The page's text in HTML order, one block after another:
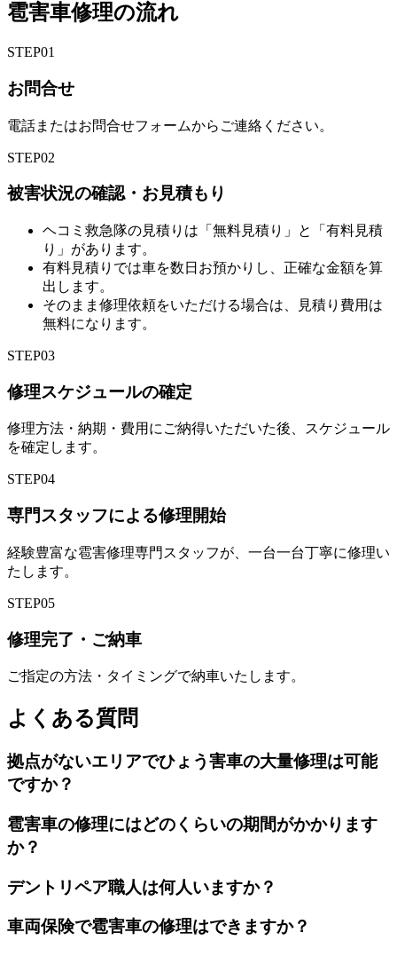
雹害車修理の流れ
STEP01
お問合せ
電話またはお問合せフォームからご連絡ください。
STEP02
被害状況の確認・お見積もり
ヘコミ救急隊の見積りは「無料見積り」と「有料見積
り」があります。
有料見積りでは車を数日お預かりし、正確な金額を算
出します。
そのまま修理依頼をいただける場合は、見積り費用は
無料になります。
STEP03
修理スケジュールの確定
修理方法・納期・費用にご納得いただいた後、スケジュール
を確定します。
STEP04
専門スタッフによる修理開始
経験豊富な雹害修理専門スタッフが、一台一台丁寧に修理い
たします。
STEP05
修理完了・ご納車
ご指定の方法・タイミングで納車いたします。
よくある質問
拠点がないエリアでひょう害車の大量修理は可能
ですか？
雹害車の修理にはどのくらいの期間がかかります
か？
デントリペア職人は何人いますか？
車両保険で雹害車の修理はできますか？